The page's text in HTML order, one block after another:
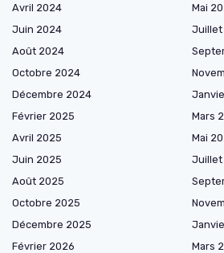
Avril 2024
Mai
Juin 2024
Juillet
Août 2024
Octobre 2024
Décembre 2024
Février 2025
Mars
Avril 2025
Mai
Juin 2025
Juillet
Août 2025
Octobre 2025
Décembre 2025
Février 2026
Mars